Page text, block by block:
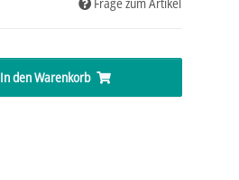
In den Warenkorb